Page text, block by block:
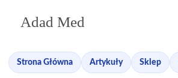
Adad Med
Strona Główna Artykuły Sklep